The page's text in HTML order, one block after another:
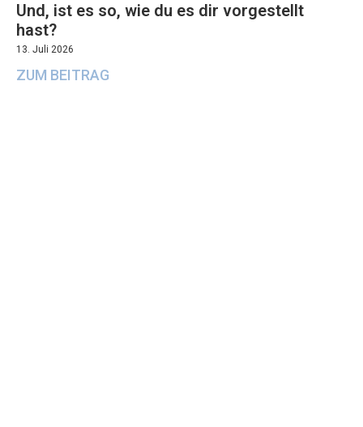
Und, ist es so, wie du es dir vorgestellt
hast?
13. Juli 2026
ZUM BEITRAG